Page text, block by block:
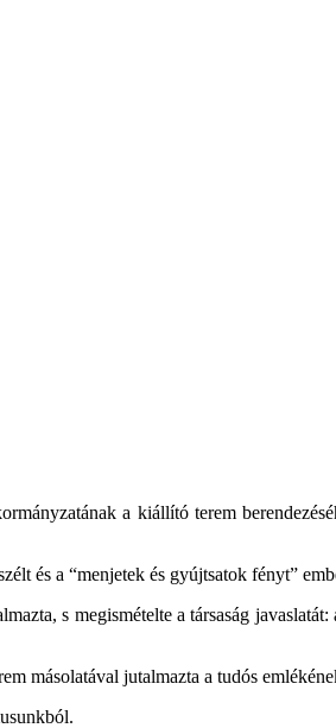
a kiállító terem
és a “menjetek és gyújtsatok fényt”
s megismételte a társaság
másolatával jutalmazta a tudós